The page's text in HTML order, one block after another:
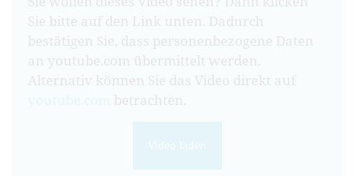
Video laden